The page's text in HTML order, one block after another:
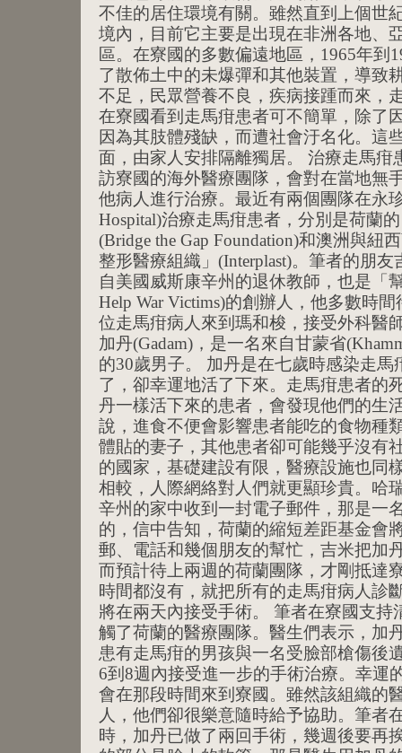
不佳的居住環境有關。雖然直到上個世
境內，目前它主要是出現在非洲各地、
區。在寮國的多數偏遠地區，1965年到
了散佈土中的未爆彈和其他裝置，導致
不足，民眾營養不良，疾病接踵而來，
在寮國看到走馬疳患者可不簡單，除了
因為其肢體殘缺，而遭社會汙名化。這
面，由家人安排隔離獨居。 治療走馬疳
訪寮國的海外醫療團隊，會對在當地無
他病人進行治療。最近有兩個團隊在永
Hospital)治療走馬疳患者，分別是荷蘭
(Bridge the Gap Foundation)和澳洲與紐
整形醫療組織」(Interplast)。筆者的朋友
自美國威斯康辛州的退休教師，也是「
Help War Victims)的創辦人，他多數時
位走馬疳病人來到瑪和梭，接受外科醫
加丹(Gadam)，是一名來自甘蒙省
的30歲男子。 加丹是在七歲時感染走
了，卻幸運地活了下來。走馬疳患者的
丹一樣活下來的患者，會發現他們的生
說，進食不便會影響患者能吃的食物種
體貼的妻子，其他患者卻可能幾乎沒有
的國家，基礎建設有限，醫療設施也同
相較，人際網絡對人們就更顯珍貴。哈
辛州的家中收到一封電子郵件，那是一
的，信中告知，荷蘭的縮短差距基金會
郵、電話和幾個朋友的幫忙，吉米把加
而預計待上兩週的荷蘭團隊，才剛抵達
時間都沒有，就把所有的走馬疳病人診
將在兩天內接受手術。 筆者在寮國支持
觸了荷蘭的醫療團隊。醫生們表示，加
患有走馬疳的男孩與一名受臉部槍傷後
6到8週內接受進一步的手術治療。幸運
會在那段時間來到寮國。雖然該組織的
人，他們卻很樂意隨時給予協助。筆者
時，加丹已做了兩回手術，幾週後要再